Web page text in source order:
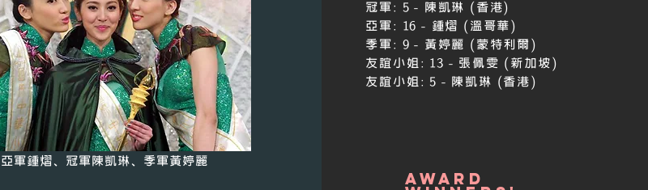
亞軍鍾熠、冠軍陳凱琳、季軍黃婷麗
冠軍: 5 - 陳凱琳 (香港)
亞軍: 16 - 鍾熠 (溫哥華)
季軍: 9 - 黃婷麗 (蒙特利爾)
友誼小姐: 13 - 張佩雯 (新加坡)
友誼小姐: 5 - 陳凱琳 (香港)
award